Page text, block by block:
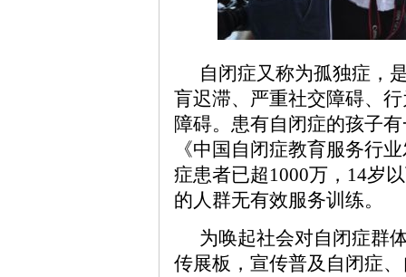
自闭症又称为孤独症，
肓迟滞、严重社交障碍、
障碍。患有自闭症的孩子
《中国自闭症教育服务行
症患者已超1000万，14岁
的人群无有效服务训练。
为唤起社会对自闭症群
传展板，宣传普及自闭症